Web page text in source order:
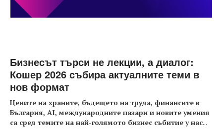
Бизнесът търси не лекции, а диалог:
Кошер 2026 събира актуалните теми в
нов формат
Цените на храните, бъдещето на труда, финансите в
България, AI, международните пазари и новите умения
са сред темите на най-голямото бизнес събитие у нас...